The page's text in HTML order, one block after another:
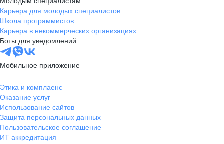
Карьера для молодых специалистов
Школа программистов
Карьера в некоммерческих организациях
Боты для уведомлений
Мобильное приложение
Этика и комплаенс
Оказание услуг
Использование сайтов
Защита персональных данных
Пользовательское соглашение
ИТ аккредитация